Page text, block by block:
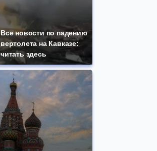
Все новости по падению
вертолета на Кавказе:
читать здесь